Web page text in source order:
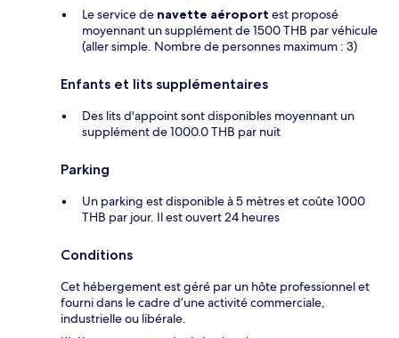
Le service de navette aéroport est proposé
moyennant un supplément de 1500 THB par véhicule
(aller simple. Nombre de personnes maximum : 3)
Enfants et lits supplémentaires
Des lits d'appoint sont disponibles moyennant un
supplément de 1000.0 THB par nuit
Parking
Un parking est disponible à 5 mètres et coûte 1000
THB par jour. Il est ouvert 24 heures
Conditions
Cet hébergement est géré par un hôte professionnel et
fourni dans le cadre d’une activité commerciale,
industrielle ou libérale.